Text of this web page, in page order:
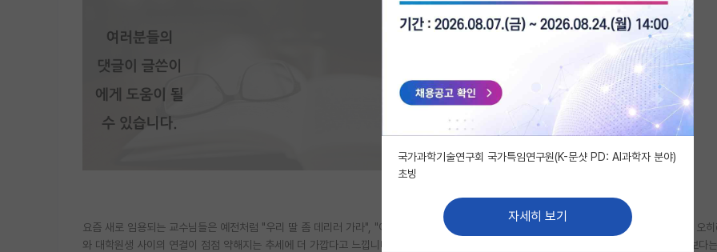
요즘 새로 임용되는 교수님들은 예전처럼 "우리 딸 좀 데리러 가라", "이사하는데 와서 도와라" 같은 악질적인 사례는 많이 줄어든 것 같습니다. 오
와 대학원생 사이의 연결이 점점 약해지는 추세에 더 가깝다고 느낍니다. 예전에는 교수님이 말 그대로 '은사'에 가까운 존재였다면, 요즘은 그보다
국가과학기술연구회 국가특임연구원(K-문샷 PD: AI과학자 분야)
초빙
자세히 보기